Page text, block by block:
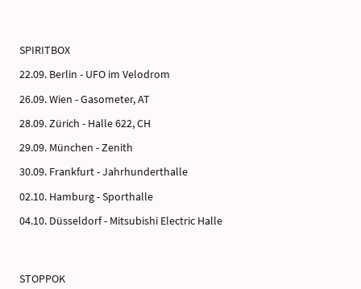
SPIRITBOX
22.09. Berlin - UFO im Velodrom
26.09. Wien - Gasometer, AT
28.09. Zürich - Halle 622, CH
29.09. München - Zenith
30.09. Frankfurt - Jahrhunderthalle
02.10. Hamburg - Sporthalle
04.10. Düsseldorf - Mitsubishi Electric Halle
STOPPOK